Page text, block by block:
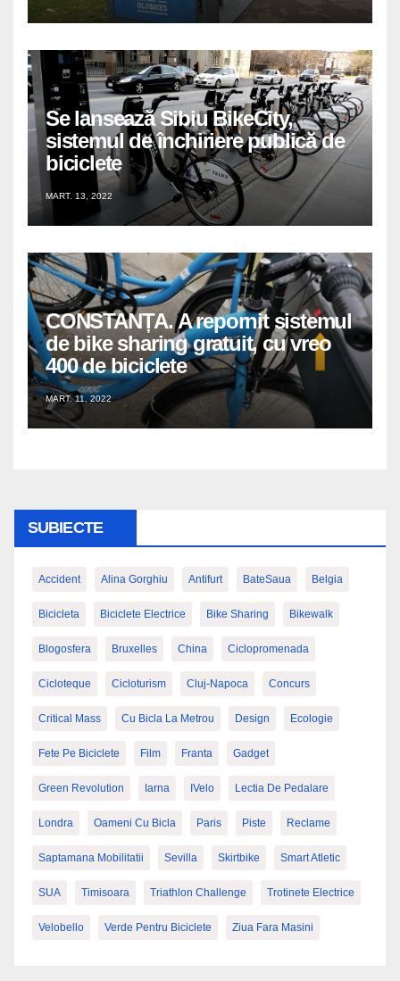
Se lansează Sibiu BikeCity,
sistemul de închiriere publică de
biciclete
MART. 13, 2022
CONSTANȚA. A repornit sistemul
de bike sharing gratuit, cu vreo
400 de biciclete
MART. 11, 2022
SUBIECTE
Accident Alina Gorghiu Antifurt BateSaua Belgia
Bicicleta Biciclete Electrice Bike Sharing Bikewalk
Blogosfera Bruxelles China Ciclopromenada
Cicloteque Cicloturism Cluj-Napoca Concurs
Critical Mass Cu Bicla La Metrou Design Ecologie
Fete Pe Biciclete Film Franta Gadget
Green Revolution Iarna IVelo Lectia De Pedalare
Londra Oameni Cu Bicla Paris Piste Reclame
Saptamana Mobilitatii Sevilla Skirtbike Smart Atletic
SUA Timisoara Triathlon Challenge Trotinete Electrice
Velobello Verde Pentru Biciclete Ziua Fara Masini